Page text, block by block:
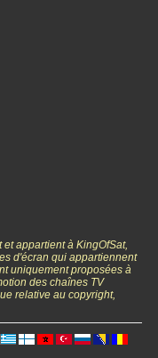
appartient à KingOfSat,
d'écran qui appartiennent
uniquement proposées à
des chaînes TV
relative au copyright,